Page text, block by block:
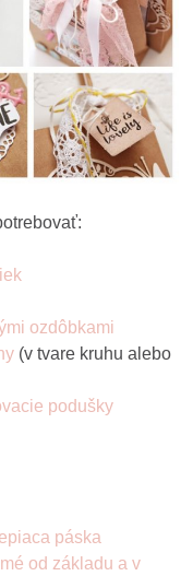
ozdôbkami
(v tvare kruhu alebo
podušky
páska
od základu a v